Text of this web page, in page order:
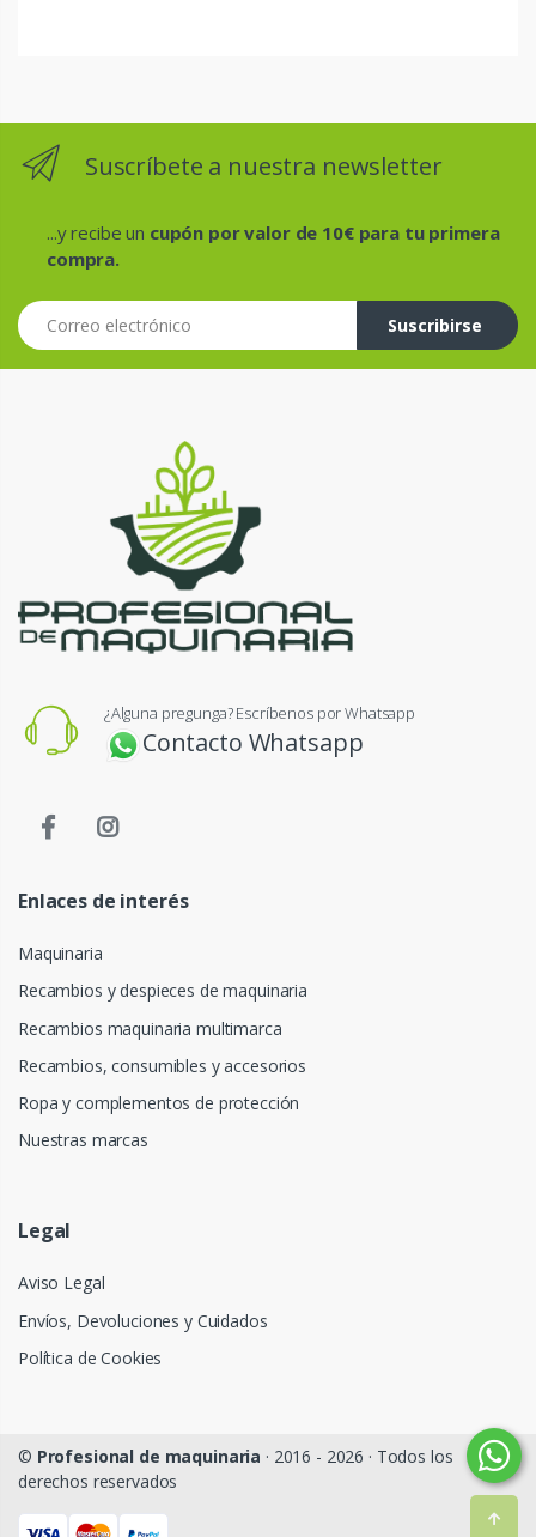
Suscríbete a nuestra newsletter
...y recibe un cupón por valor de 10€ para tu primera
compra.
Correo electrónico
Suscribirse
¿Alguna pregunga? Escríbenos por Whatsapp
Contacto Whatsapp
Enlaces de interés
Maquinaria
Recambios y despieces de maquinaria
Recambios maquinaria multimarca
Recambios, consumibles y accesorios
Ropa y complementos de protección
Nuestras marcas
Legal
Aviso Legal
Envíos, Devoluciones y Cuidados
Política de Cookies
© Profesional de maquinaria · 2016 - 2026 · Todos los
derechos reservados